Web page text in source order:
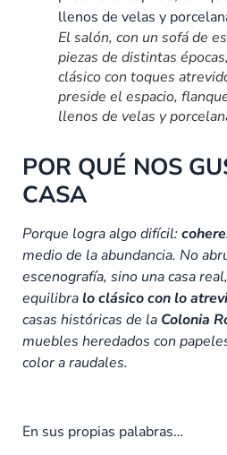
El salón, con un sofá de
piezas de distintas
clásico con toques
preside el espacio,
llenos de velas y
POR QUÉ NOS
CASA
Porque logra algo difícil:
medio de la abundancia. No
escenografía, sino una casa
equilibralo clásico con lo
casas históricas de la Colonia
muebles heredados con
color a raudales.
En sus propias palabras…